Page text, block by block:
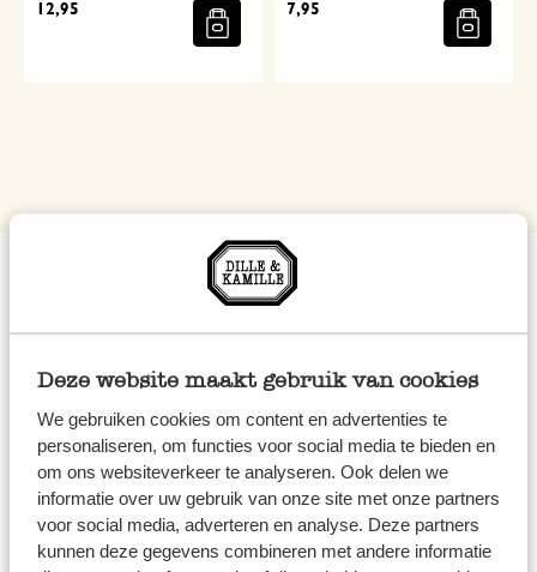
Deze website maakt gebruik van cookies
We gebruiken cookies om content en advertenties te
personaliseren, om functies voor social media te bieden en
om ons websiteverkeer te analyseren. Ook delen we
informatie over uw gebruik van onze site met onze partners
voor social media, adverteren en analyse. Deze partners
kunnen deze gegevens combineren met andere informatie
12,95 7,95
Puzzelen met aandacht
tegelijk spelenderwijs te leren. Bij Dille & Kamille vind je
puzzels van hout met natuurlijke illustraties en een
rustige vormgeving. Perfect voor een mindful moment
alleen of samen aan tafel.